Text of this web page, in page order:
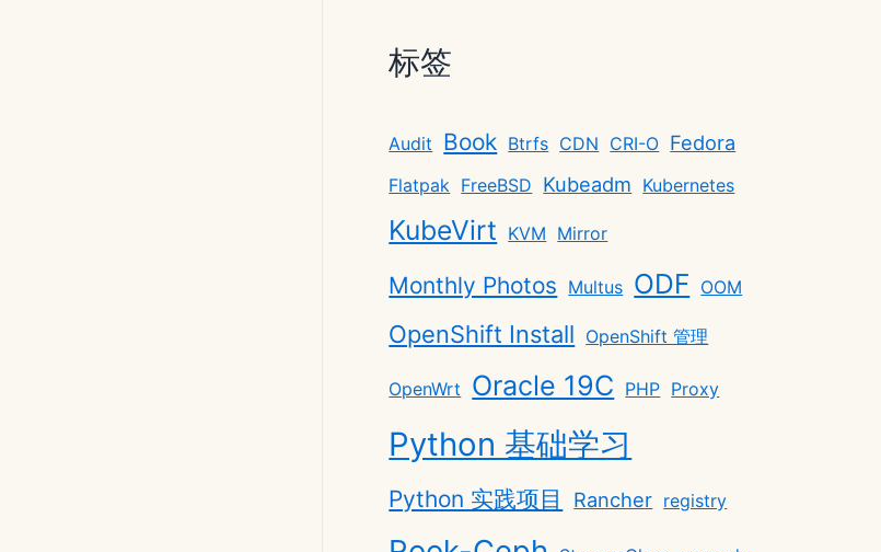
标签
Audit Book Btrfs CDN CRI-O Fedora
Flatpak FreeBSD Kubeadm Kubernetes
KubeVirt KVM Mirror
Monthly Photos Multus ODF OOM
OpenShift Install OpenShift 管理
OpenWrt Oracle 19C PHP Proxy
Python 基础学习
Python 实践项目 Rancher registry